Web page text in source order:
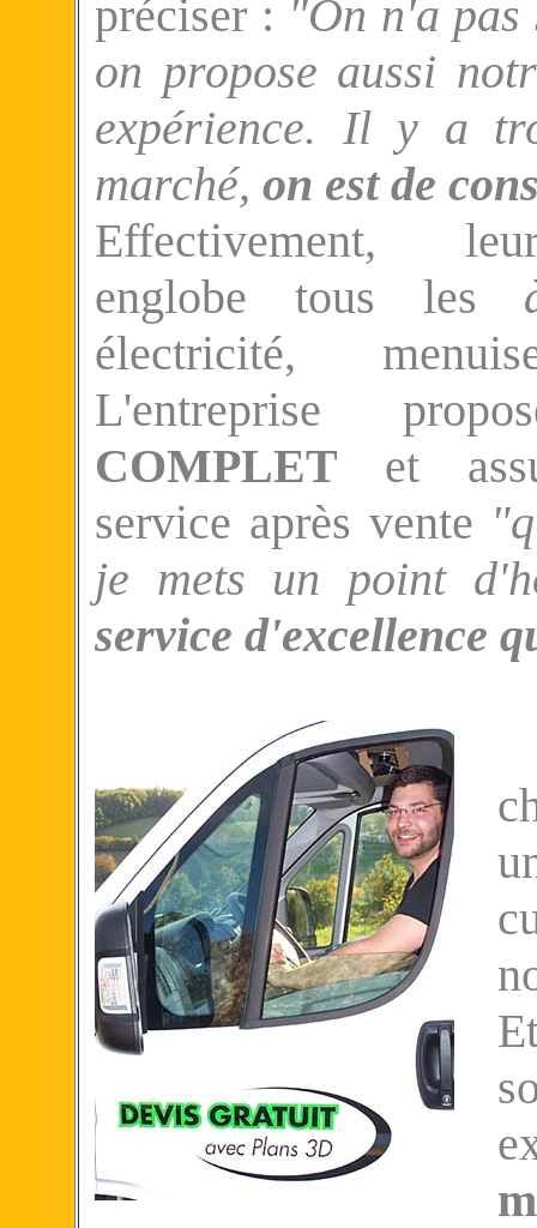
préciser : "On n'a pas
on propose aussi
expérience. Il y a
marché, on est de
Effectivement,
englobe tous les
électricité,
L'entreprise
COMPLET et
service après vente
je mets un point
service d'excellence